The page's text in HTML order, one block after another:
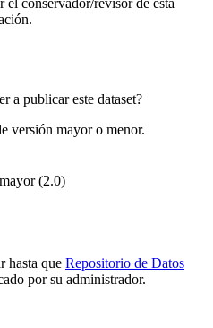
a publicar este dataset?
versión mayor o menor.
(2.0)
hasta que Repositorio de Datos
por su administrador.